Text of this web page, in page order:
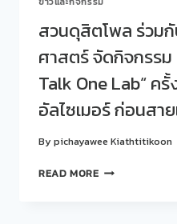
ครั้ง
ที่
416(10)
EP.2
“หัวใจ
ใส่
SKETCH”
สวนดุสิตโพล ร่วม
ศาสตร์ จัดกิจกรร
Talk One Lab“ ครั้
อัลไซเมอร์ ก่อนสาย
Bypichayawee Kiathtitikoon
READ MOREสวน